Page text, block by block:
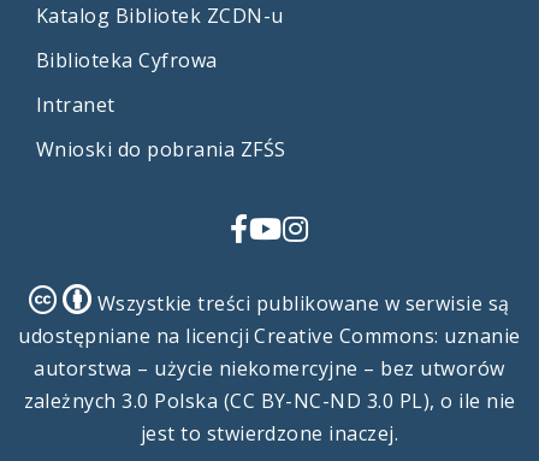
Katalog Bibliotek ZCDN-u
Biblioteka Cyfrowa
Intranet
Wnioski do pobrania ZFŚS
Facebook
YouTube
Instagram
Creative
Commons
Creative
Commons
Wszystkie treści publikowane w serwisie są
udostępniane na licencji Creative Commons: uznanie
autorstwa – użycie niekomercyjne – bez utworów
zależnych 3.0 Polska (CC BY-NC-ND 3.0 PL), o ile nie
jest to stwierdzone inaczej.